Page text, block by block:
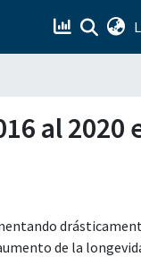
al 2020
de la